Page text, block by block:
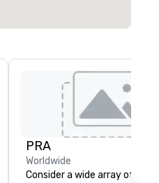
PRA
Worldwide
Consider a wide array of U.S.